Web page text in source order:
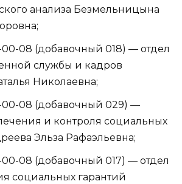
анализа Безмельницына
00-08 (добавочный 018) — отдел
службы и кадров
Николаевна;
00-08 (добавочный 029) —
и контроля социальных
Эльза Рафаэльевна;
00-08 (добавочный 017) — отдел
социальных гарантий